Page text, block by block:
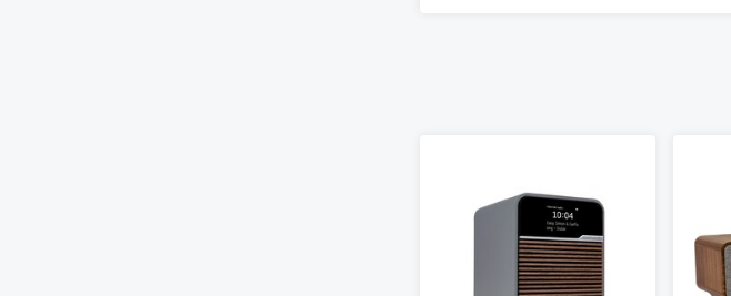
• Povrchová úprava: světlý
s ořechovou mřížkou
• Rozměry: V 185 x Š 340 x H 150
• Hmotnost: 2,9 kg